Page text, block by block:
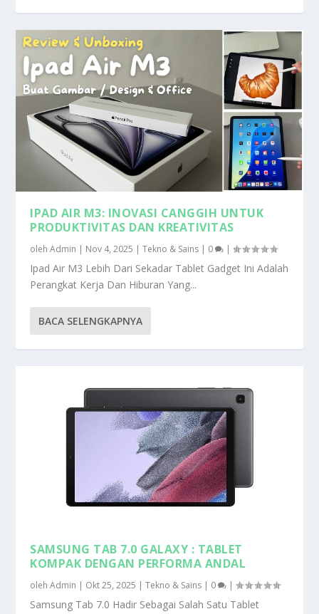
IPAD AIR M3: INOVASI CANGGIH UNTUK
PRODUKTIVITAS DAN KREATIVITAS
olehAdmin | Nov 4, 2025 |Tekno & Sains | 0 |
Ipad Air M3 Lebih Dari Sekadar Tablet Gadget Ini Adalah
Perangkat Kerja Dan Hiburan Yang...
BACA SELENGKAPNYA
SAMSUNG TAB 7.0 GALAXY : TABLET
KOMPAK DENGAN PERFORMA ANDAL
olehAdmin | Okt 25, 2025 |Tekno & Sains | 0 |
Samsung Tab 7.0 Hadir Sebagai Salah Satu Tablet